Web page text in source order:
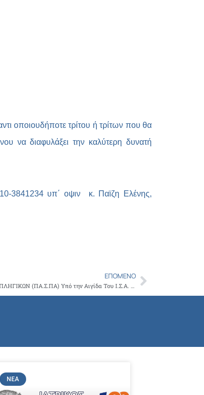
οποιουδήποτε τρίτου ή τρίτων που θα
να διαφυλάξει την καλύτερη δυνατή
3841234 υπ΄ οψιν κ. Παϊζη Ελένης,
ΕΠΌΜΕΝΟ
ΕΚΔΗΛΩΣΗ ΤΟΥ ΠΑΝΕΛΛΗΝΙΟΥ ΣΥΛΛΟΓΟΥ ΠΑΡΑΠΛΗΓΙΚΩΝ (ΠΑ.Σ.ΠΑ) Υπό την Αιγίδα Του Ι.Σ.Α. – ΩΔΕΙΟ ΗΡΩΔΟΥ ΑΤΤΙΚΟΥ 8/10/2018Next
ΝΈΑ